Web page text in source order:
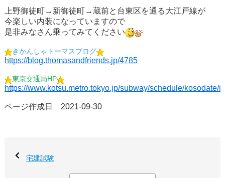
上野御徒町→新御徒町→蔵前と台東区を通る大江戸線が
今楽しい内装になっていますので
是非みなさん乗ってみてください
きかんしゃトーマスブログ
https://blog.thomasandfriends.jp/4785
東京交通局HP
https://www.kotsu.metro.tokyo.jp/subway/schedule/kosodate/
ページ作成日 2021-09-30
宅建試験